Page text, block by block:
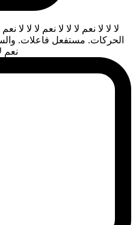
لا لا لا نعم لا لا لا نعم لا لا
الحركات. مستفعل فاعلات.
نعم